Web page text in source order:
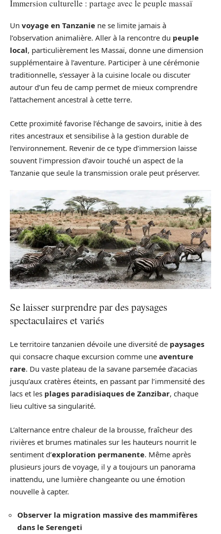
Immersion culturelle : partage avec le peuple massaï
Un voyage en Tanzanie ne se limite jamais à
l’observation animalière. Aller à la rencontre du peuple
local, particulièrement les Massaï, donne une dimension
supplémentaire à l’aventure. Participer à une cérémonie
traditionnelle, s’essayer à la cuisine locale ou discuter
autour d’un feu de camp permet de mieux comprendre
l’attachement ancestral à cette terre.
Cette proximité favorise l’échange de savoirs, initie à des
rites ancestraux et sensibilise à la gestion durable de
l’environnement. Revenir de ce type d’immersion laisse
souvent l’impression d’avoir touché un aspect de la
Tanzanie que seule la transmission orale peut préserver.
Se laisser surprendre par des paysages
spectaculaires et variés
Le territoire tanzanien dévoile une diversité de paysages
qui consacre chaque excursion comme une aventure
rare. Du vaste plateau de la savane parsemée d’acacias
jusqu’aux cratères éteints, en passant par l’immensité des
lacs et les plages paradisiaques de Zanzibar, chaque
lieu cultive sa singularité.
L’alternance entre chaleur de la brousse, fraîcheur des
rivières et brumes matinales sur les hauteurs nourrit le
sentiment d’exploration permanente. Même après
plusieurs jours de voyage, il y a toujours un panorama
inattendu, une lumière changeante ou une émotion
nouvelle à capter.
Observer la migration massive des mammifères
dans le Serengeti